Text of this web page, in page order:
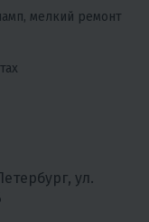
мелкий ремонт
ул.